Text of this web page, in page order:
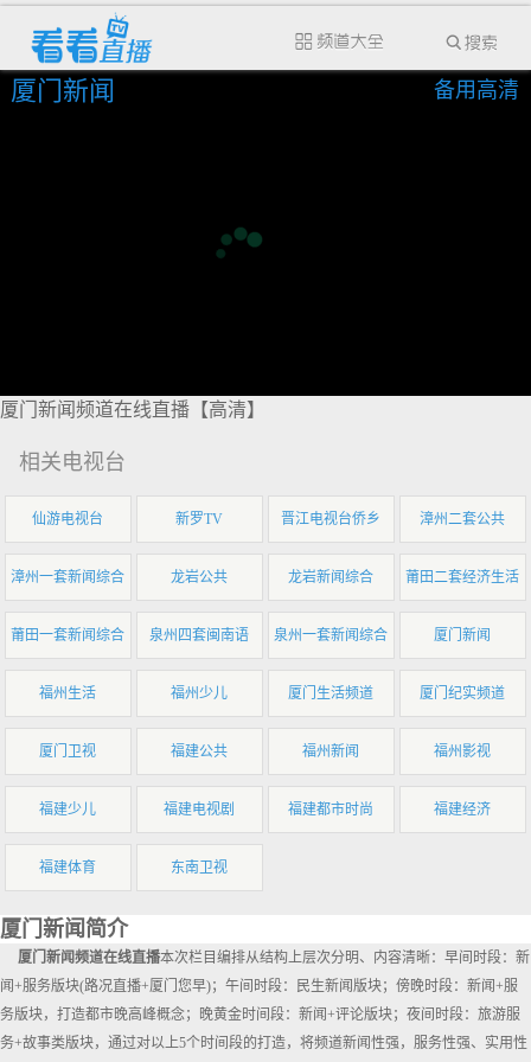
厦门新闻 备用高清
厦门新闻频道在线直播【高清】
相关电视台
仙游电视台 新罗TV 晋江电视台侨乡 漳州二套公共
漳州一套新闻综合 龙岩公共 龙岩新闻综合 莆田二套经济生活
莆田一套新闻综合 泉州四套闽南语 泉州一套新闻综合 厦门新闻
福州生活 福州少儿 厦门生活频道 厦门纪实频道
厦门卫视 福建公共 福州新闻 福州影视
福建少儿 福建电视剧 福建都市时尚 福建经济
福建体育 东南卫视
厦门新闻简介
厦门新闻频道在线直播本次栏目编排从结构上层次分明、内容清晰：早间时段：新
闻+服务版块(路况直播+厦门您早)；午间时段：民生新闻版块；傍晚时段：新闻+服
务版块，打造都市晚高峰概念；晚黄金时间段：新闻+评论版块；夜间时段：旅游服
务+故事类版块，通过对以上5个时间段的打造，将频道新闻性强，服务性强、实用性